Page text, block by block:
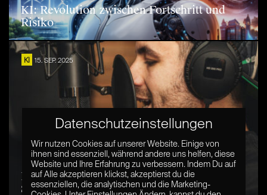
KI: Revolution zwischen Fortschritt und
Risiko
KI 15. SEP. 2025
KI in der Synchronbranche – VDS fordert
Schutzmechanismen
Datenschutzeinstellungen
Wir nutzen Cookies auf unserer Website. Einige von
ihnen sind essenziell, während andere uns helfen, diese
Website und Ihre Erfahrung zu verbessern. Indem Du auf
auf Alle akzeptieren klickst, akzeptierst du die
essenziellen, die analytischen und die Marketing-